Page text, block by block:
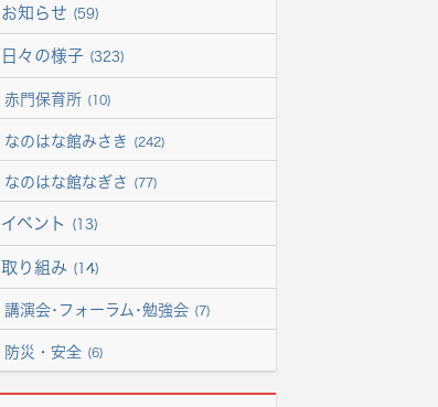
お知らせ (59)
日々の様子 (323)
赤門保育所 (10)
なのはな館みさき (242)
なのはな館なぎさ (77)
イベント (13)
取り組み (14)
講演会･フォーラム･勉強会 (7)
防災・安全 (6)